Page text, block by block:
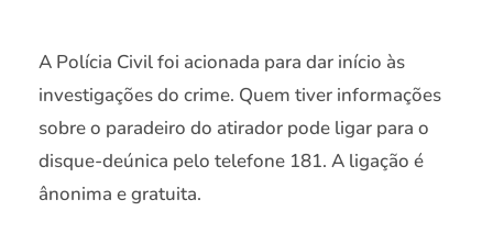
A Polícia Civil foi acionada para dar início às
investigações do crime. Quem tiver informações
sobre o paradeiro do atirador pode ligar para o
disque-deúnica pelo telefone 181. A ligação é
ânonima e gratuita.